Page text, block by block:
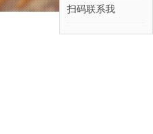
扫码联系我